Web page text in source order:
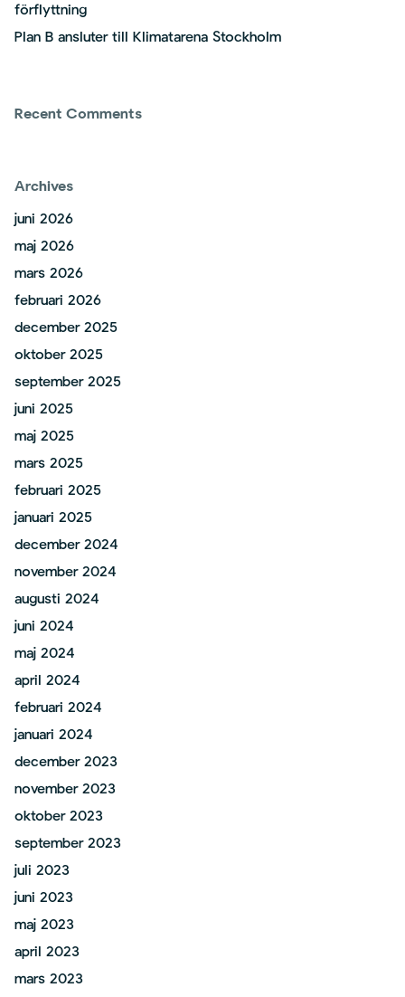
förflyttning
Plan B ansluter till Klimatarena Stockholm
Recent Comments
Archives
juni 2026
maj 2026
mars 2026
februari 2026
december 2025
oktober 2025
september 2025
juni 2025
maj 2025
mars 2025
februari 2025
januari 2025
december 2024
november 2024
augusti 2024
juni 2024
maj 2024
april 2024
februari 2024
januari 2024
december 2023
november 2023
oktober 2023
september 2023
juli 2023
juni 2023
maj 2023
april 2023
mars 2023